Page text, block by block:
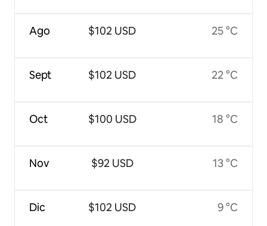
Ago
Sept
Oct
Nov
Dic
$102 USD
$102 USD
$100 USD
$92 USD
$102 USD
25 °C
22 °C
18 °C
13 °C
9 °C